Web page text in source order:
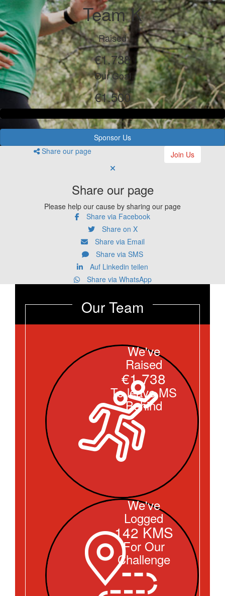
Team K
Raised
€1.738
Our Goal
€1.500
Sponsor Us
Share our page
Join Us
Share our page
Please help our cause by sharing our page
Share via Facebook
Share on X
Share via Email
Share via SMS
Auf Linkedin teilen
Share via WhatsApp
Our Team
We've
Raised
€1.738
To leave MS
Behind
We've
Logged
142 KMS
For Our
Challenge